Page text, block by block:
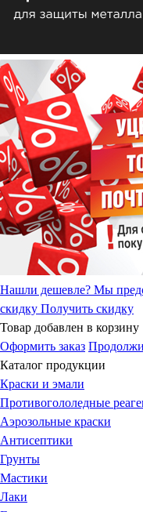
Нашли дешевле? Мы
скидку Получить скидку
Товар добавлен в корзину
Оформить заказ
Каталог продукции
Краски и эмали
Противогололедные
Аэрозольные краски
Антисептики
Грунты
Мастики
Лаки